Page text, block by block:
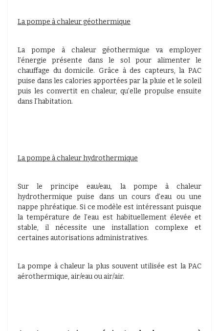
La pompe à chaleur géothermique
La pompe à chaleur géothermique va employer
l’énergie présente dans le sol pour alimenter le
chauffage du domicile. Grâce à des capteurs, la PAC
puise dans les calories apportées par la pluie et le soleil
puis les convertit en chaleur, qu’elle propulse ensuite
dans l’habitation.
La pompe à chaleur hydrothermique
Sur le principe eau/eau, la pompe à chaleur
hydrothermique puise dans un cours d’eau ou une
nappe phréatique. Si ce modèle est intéressant puisque
la température de l’eau est habituellement élevée et
stable, il nécessite une installation complexe et
certaines autorisations administratives.
La pompe à chaleur la plus souvent utilisée est la PAC
aérothermique, air/eau ou air/air.